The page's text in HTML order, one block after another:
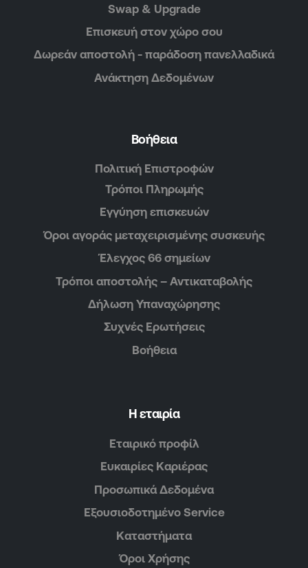
Swap & Upgrade
Επισκευή στον χώρο σου
Δωρεάν αποστολή - παράδοση πανελλαδικά
Ανάκτηση Δεδομένων
Βοήθεια
Πολιτική Επιστροφών
Τρόποι Πληρωμής
Εγγύηση επισκευών
Όροι αγοράς μεταχειρισμένης συσκευής
Έλεγχος 66 σημείων
Τρόποι αποστολής – Αντικαταβολής
Δήλωση Υπαναχώρησης
Συχνές Ερωτήσεις
Βοήθεια
Η εταιρία
Εταιρικό προφίλ
Ευκαιρίες Καριέρας
Προσωπικά Δεδομένα
Εξουσιοδοτημένο Service
Καταστήματα
Όροι Χρήσης